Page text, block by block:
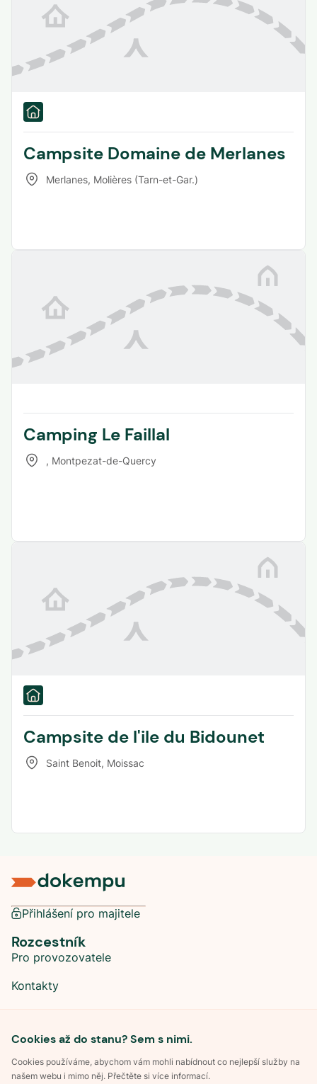
Campsite Domaine de Merlanes
Merlanes, Molières (Tarn-et-Gar.)
Camping Le Faillal
, Montpezat-de-Quercy
Campsite de l'ile du Bidounet
Saint Benoit, Moissac
Cookies až do stanu? Sem s nimi.
Cookies používáme, abychom vám mohli nabídnout co nejlepší služby na
našem webu i mimo něj. Přečtěte si více informací.
Přihlášení pro majitele
Rozcestník
Pro provozovatele
Kontakty